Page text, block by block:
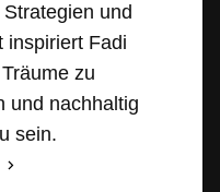
und
inspiriert Fadi
zu
und nachhaltig
sein.